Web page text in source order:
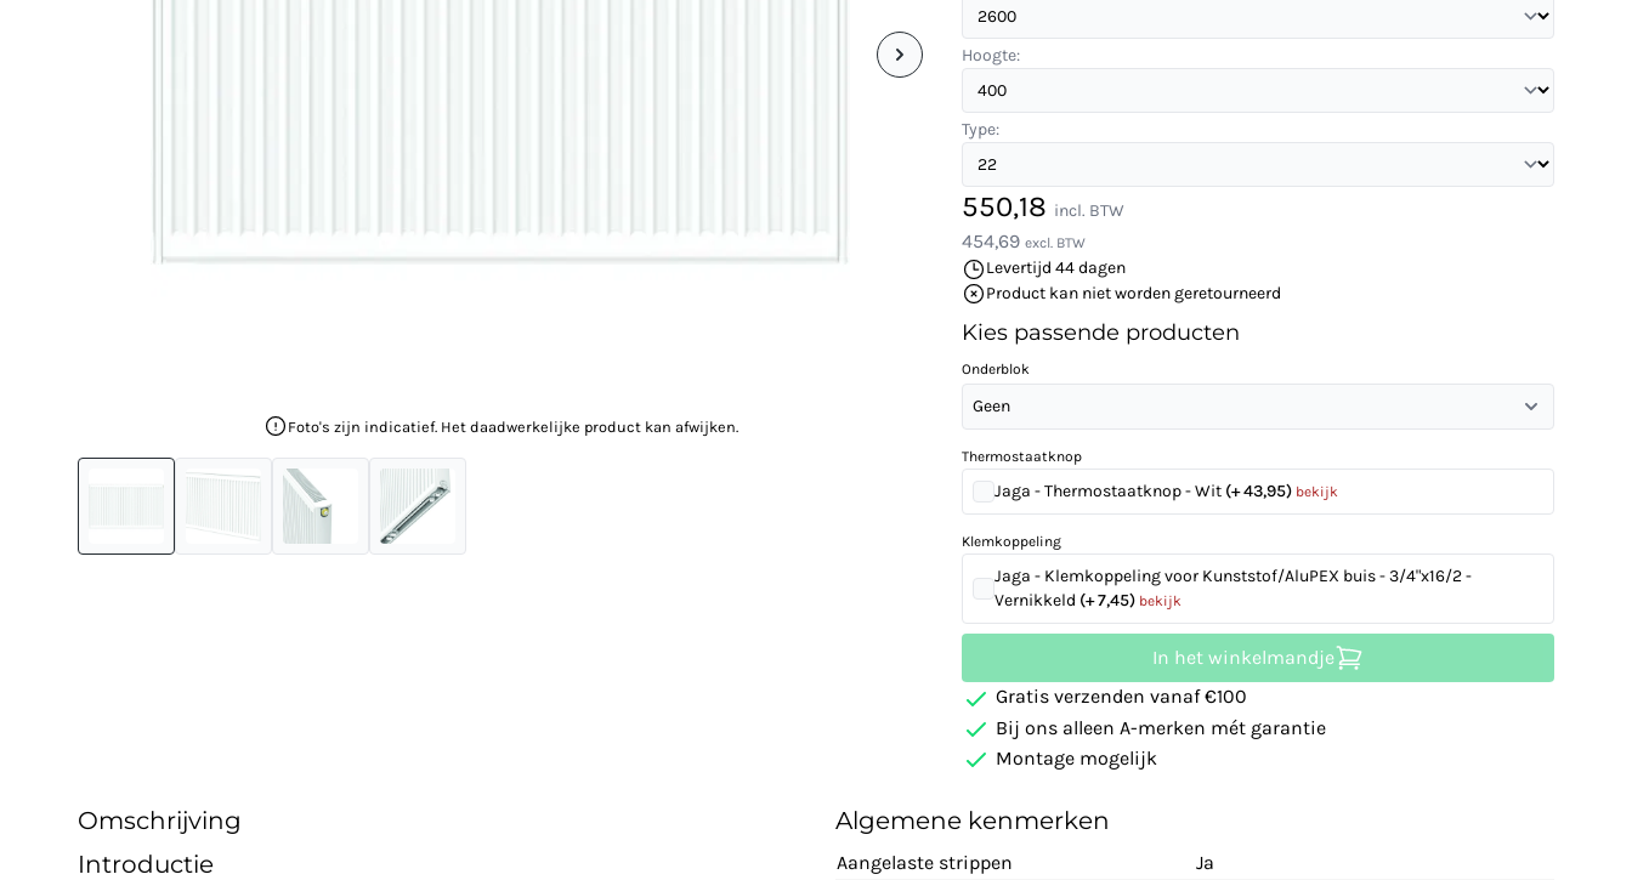
Foto's zijn indicatief. Het daadwerkelijke product kan afwijken.
Hoogte:
Type:
550,18 incl. BTW
454,69 excl. BTW
Levertijd 44 dagen
Product kan niet worden geretourneerd
Kies passende producten
Onderblok
Geen
Thermostaatknop
Jaga - Thermostaatknop - Wit (+ 43,95) bekijk
Klemkoppeling
Jaga - Klemkoppeling voor Kunststof/AluPEX buis - 3/4"x16/2 -
Vernikkeld (+ 7,45) bekijk
In het winkelmandje
Gratis verzenden vanaf €100
Bij ons alleen A-merken mét garantie
Montage mogelijk
Omschrijving
Introductie
Algemene kenmerken
Aangelaste strippen
Ja